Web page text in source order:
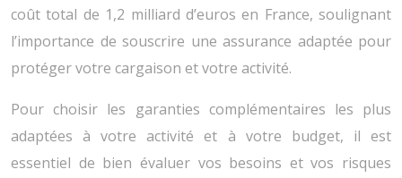
coût total de 1,2 milliard d’euros en France, soulignant
l’importance de souscrire une assurance adaptée pour
protéger votre cargaison et votre activité.
Pour choisir les garanties complémentaires les plus
adaptées à votre activité et à votre budget, il est
essentiel de bien évaluer vos besoins et vos risques